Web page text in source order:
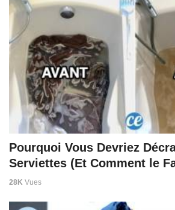
Pourquoi Vous Devriez
Serviettes (Et Comment le
28K Vues